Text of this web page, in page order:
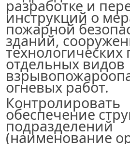
разработке и
инструкций о
пожарной
зданий,
технологических
отдельных видов
огневых работ.
Контролировать
обеспечение
подразделений
(наименование